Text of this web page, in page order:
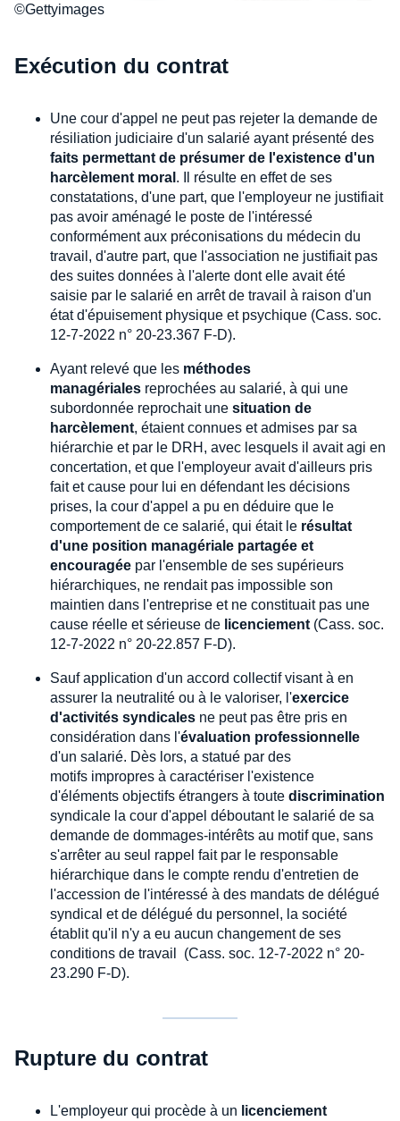
©Gettyimages
Exécution du contrat
Une cour d'appel ne peut pas rejeter la demande de
résiliation judiciaire d'un salarié ayant présenté des
faits permettant de présumer de l'existence d'un
harcèlement moral . Il résulte en effet de ses
constatations, d'une part, que l'employeur ne justifiait
pas avoir aménagé le poste de l'intéressé
conformément aux préconisations du médecin du
travail, d'autre part, que l'association ne justifiait pas
des suites données à l'alerte dont elle avait été
saisie par le salarié en arrêt de travail à raison d'un
état d'épuisement physique et psychique (Cass. soc.
12-7-2022 n° 20-23.367 F-D).
Ayant relevé que les méthodes
managériales reprochées au salarié, à qui une
subordonnée reprochait une situation de
harcèlement, étaient connues et admises par sa
hiérarchie et par le DRH, avec lesquels il avait agi en
concertation, et que l'employeur avait d'ailleurs pris
fait et cause pour lui en défendant les décisions
prises, la cour d'appel a pu en déduire que le
comportement de ce salarié, qui était le résultat
d'une position managériale partagée et
encouragée par l'ensemble de ses supérieurs
hiérarchiques, ne rendait pas impossible son
maintien dans l'entreprise et ne constituait pas une
cause réelle et sérieuse de licenciement (Cass. soc.
12-7-2022 n° 20-22.857 F-D).
Sauf application d'un accord collectif visant à en
assurer la neutralité ou à le valoriser, l'exercice
d'activités syndicales ne peut pas être pris en
considération dans l'évaluation professionnelle
d'un salarié. Dès lors, a statué par des
motifs impropres à caractériser l'existence
d'éléments objectifs étrangers à toute discrimination
syndicale la cour d'appel déboutant le salarié de sa
demande de dommages-intérêts au motif que, sans
s'arrêter au seul rappel fait par le responsable
hiérarchique dans le compte rendu d'entretien de
l'accession de l'intéressé à des mandats de délégué
syndical et de délégué du personnel, la société
établit qu'il n'y a eu aucun changement de ses
conditions de travail (Cass. soc. 12-7-2022 n° 20-
23.290 F-D).
Rupture du contrat
L'employeur qui procède à un licenciement